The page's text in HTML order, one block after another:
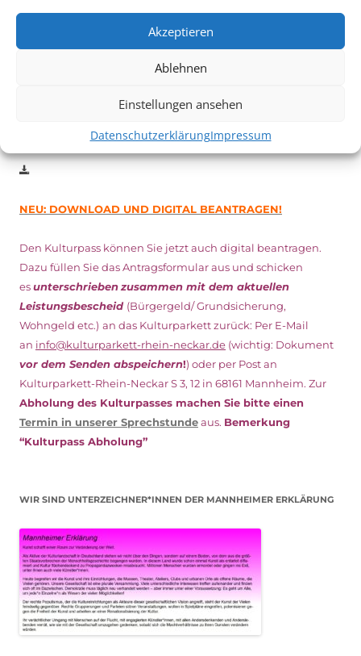
Akzeptieren
Ablehnen
Einstellungen ansehen
DatenschutzerklärungImpressum
Vom 19. August bist zum 9. SeptemberhabenKulturpass-
Inhaber*innen freien Eintrittzu den Vorstellungen – 30
Weitere Details zum Festival finden Sie
DIGITAL KULTURPASS BEANTRAGEN
NEU: DOWNLOAD UND DIGITAL BEANTRAGEN!
Den Kulturpass können Sie jetzt auch digital beantragen.
Dazu füllen Sie das Antragsformular aus und schicken
esunterschriebenzusammen mit dem aktuellen
Leistungsbescheid (Bürgergeld/ Grundsicherung,
Wohngeld etc.) an das Kulturparkett zurück: Per E-Mail
an info@kulturparkett-rhein-neckar.de (wichtig: Dokument
vor dem Senden abspeichern!) oder per Post an
Kulturparkett-Rhein-Neckar S 3, 12 in 68161 Mannheim. Zur
Abholung des Kulturpasses machen Sie bitte einen
Termin in unserer Sprechstundeaus. Bemerkung
“Kulturpass Abholung”
WIR SIND UNTERZEICHNER*INNEN DER MANNHEIMER ERKLÄRUNG